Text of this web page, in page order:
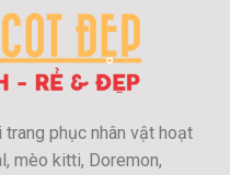
phục nhân vật hoạt
mèo kitti, Doremon,